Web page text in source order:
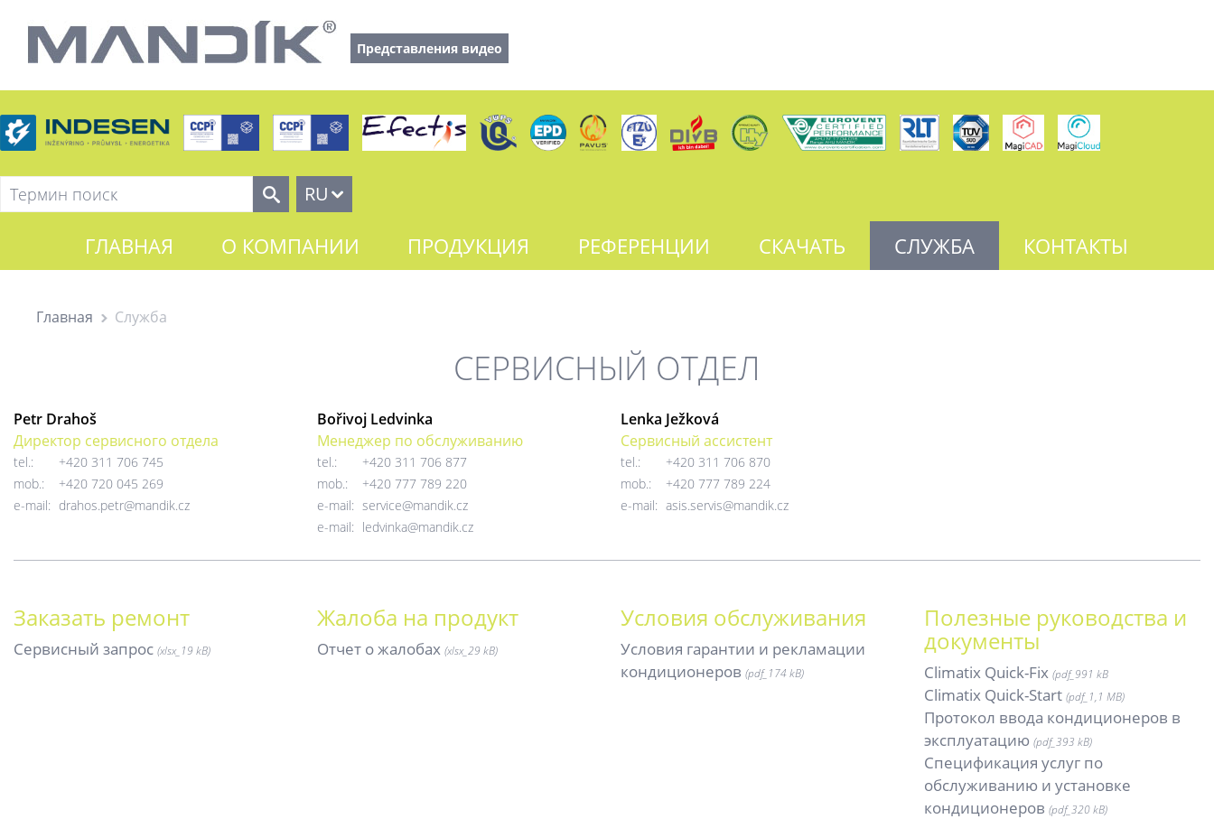
Представления видео
RU
ГЛАВНАЯ О КОМПАНИИ ПРОДУКЦИЯ РЕФЕРЕНЦИИ СКАЧАТЬ СЛУЖБА КОНТАКТЫ
Главная Служба
СЕРВИСНЫЙ ОТДЕЛ
Petr Drahoš
Директор сервисного отдела
tel.:
+420 311 706 745
mob.:
+420 720 045 269
e-mail: drahos.petr@mandik.cz
Bořivoj Ledvinka
Менеджер по обслуживанию
tel.:
+420 311 706 877
mob.:
+420 777 789 220
e-mail: service@mandik.cz
e-mail: ledvinka@mandik.cz
Lenka Ježková
Сервисный ассистент
tel.:
+420 311 706 870
mob.:
+420 777 789 224
e-mail: asis.servis@mandik.cz
Заказать ремонт
Сервисный запрос (xlsx_19kB)
Жалоба на продукт
Отчет о жалобах (xlsx_29 kB)
Условия обслуживания
Условия гарантии и рекламации
кондиционеров (pdf_ 174 kB)
Полезные руководства и
документы
Climatix Quick-Fix (pdf_ 991 kB
Climatix Quick-Start (pdf_ 1,1 MB)
Протокол ввода кондиционеров в
эксплуатацию (pdf_ 393 kB)
Спецификация услуг по
обслуживанию и установке
кондиционеров (pdf_ 320 kB)